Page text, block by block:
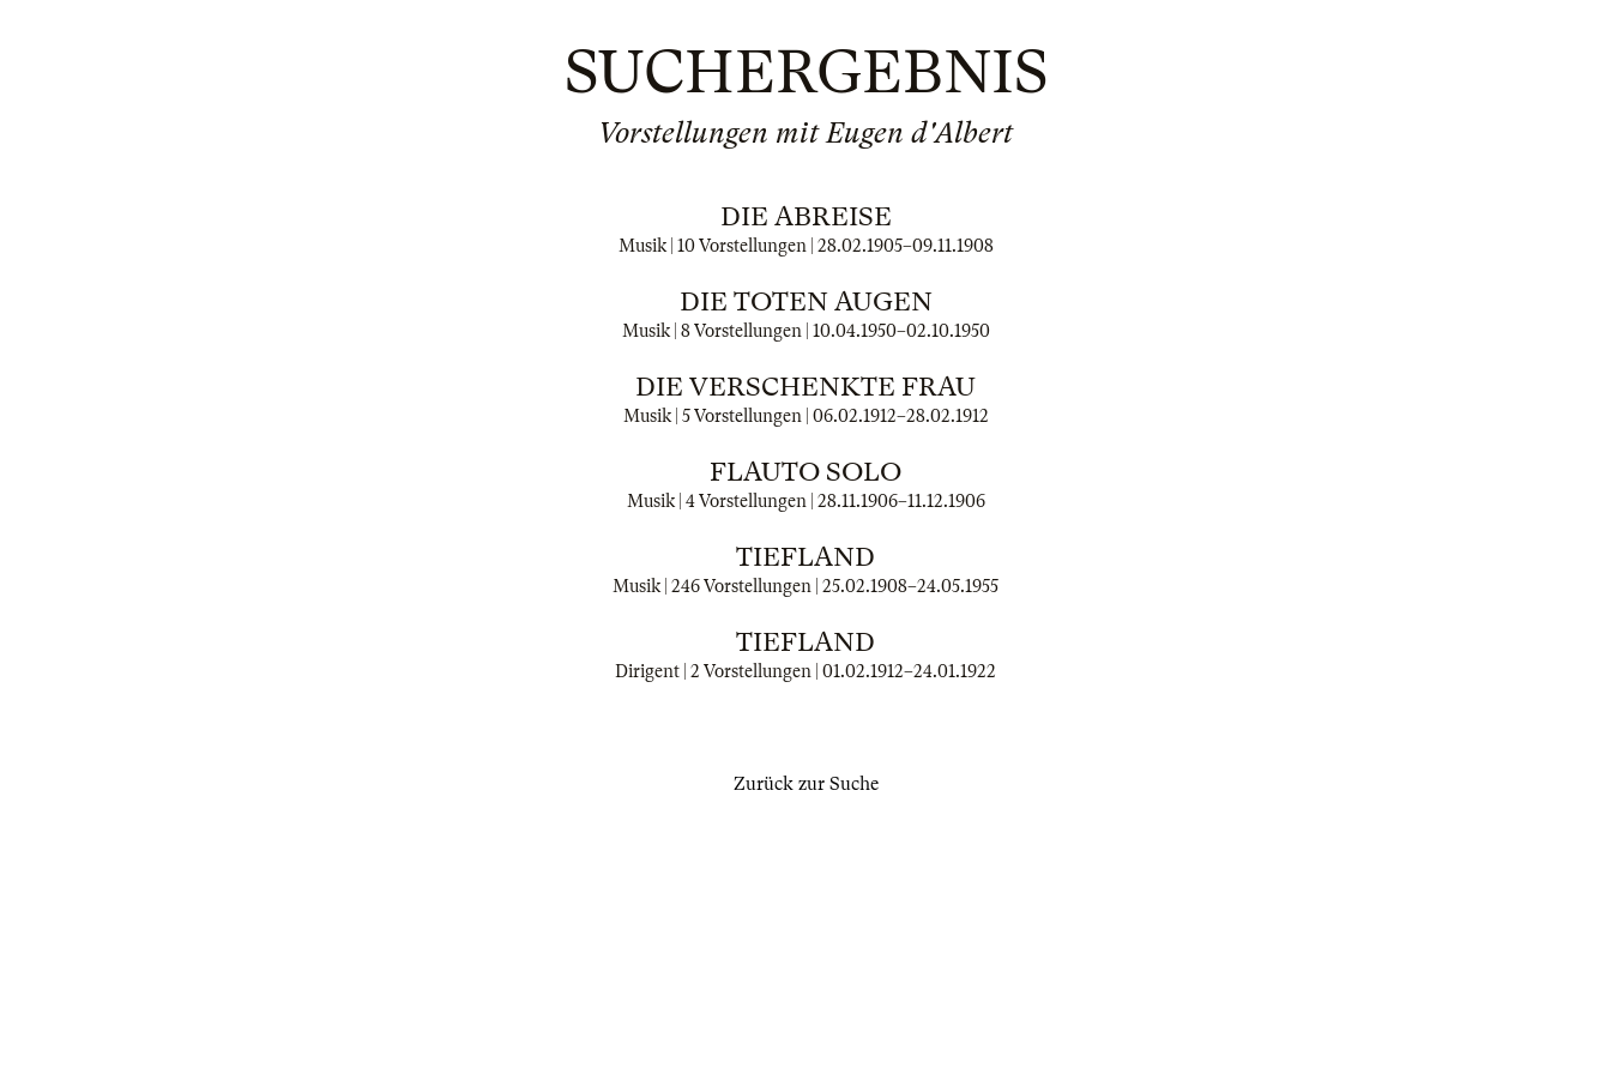
SUCHERGEBNIS
Vorstellungen mit Eugen d'Albert
DIE ABREISE
Musik | 10 Vorstellungen | 28.02.1905–09.11.1908
DIE TOTEN AUGEN
Musik | 8 Vorstellungen | 10.04.1950–02.10.1950
DIE VERSCHENKTE FRAU
Musik | 5 Vorstellungen | 06.02.1912–28.02.1912
FLAUTO SOLO
Musik | 4 Vorstellungen | 28.11.1906–11.12.1906
TIEFLAND
Musik | 246 Vorstellungen | 25.02.1908–24.05.1955
TIEFLAND
Dirigent | 2 Vorstellungen | 01.02.1912–24.01.1922
Zurück zur Suche